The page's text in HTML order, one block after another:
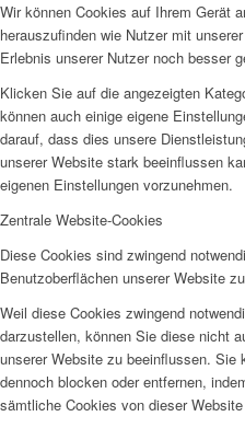
Wir können Cookies auf Ihrem Gerät
herauszufinden wie Nutzer mit
Erlebnis unserer Nutzer noch besser
Klicken Sie auf die angezeigten
können auch einige eigene
darauf, dass dies unsere
unserer Website stark beeinflussen
eigenen Einstellungen vorzunehmen.
Zentrale Website-Cookies
Diese Cookies sind zwingend
Benutzoberflächen unserer Website
Weil diese Cookies zwingend
darzustellen, können Sie diese nicht
unserer Website zu beeinflussen. Sie
dennoch blocken oder entfernen,
sämtliche Cookies von dieser